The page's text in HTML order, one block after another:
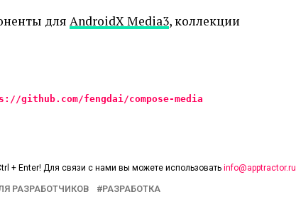
для AndroidX Media3, коллекции
github.com/fengdai/compose-media
+ Enter! Для связи с нами вы можете использовать info@apptractor.ru
РАЗРАБОТЧИКОВ РАЗРАБОТКА